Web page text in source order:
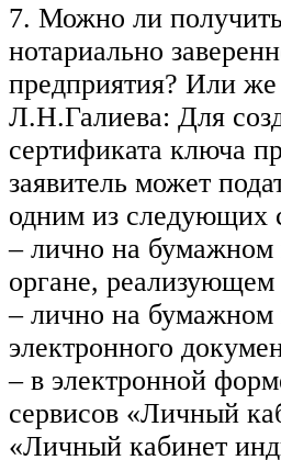
7. Можно ли
нотариально
предприятия? Или
Л.Н.Галиева: Для
сертификата ключа
заявитель может
одним из следующих
– лично на бумажном
органе,
– лично на бумажном
электронного
– в электронной
сервисов «Личный
«Личный кабинет